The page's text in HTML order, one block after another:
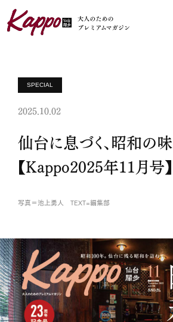
SPECIAL
2025.10.02
仙台に息づく、昭和の味
【Kappo2025年11月号】
写真＝池上勇人 TEXT=編集部